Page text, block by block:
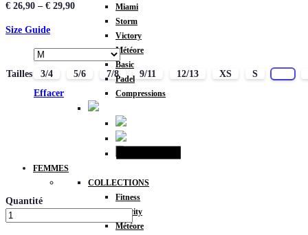
Miami
Storm
Victory
Météore
Basic
Padel
Compressions
FEMMES
COLLECTIONS
Fitness
Gravity
Météore
€ 26,90 – € 29,90
Size Guide
Tailles 3/4 5/6 7/8 9/11 12/13 XS S
Effacer
Quantité